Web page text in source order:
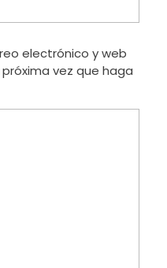
electrónico y web
vez que haga